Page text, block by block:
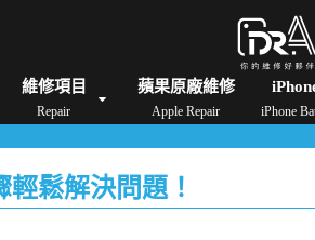
維修項目
Repair
蘋果原廠維修
Apple Repair iPhone
/價格 iPad維修/價格 Switch維修/價格 Apple
鬆解決問題！